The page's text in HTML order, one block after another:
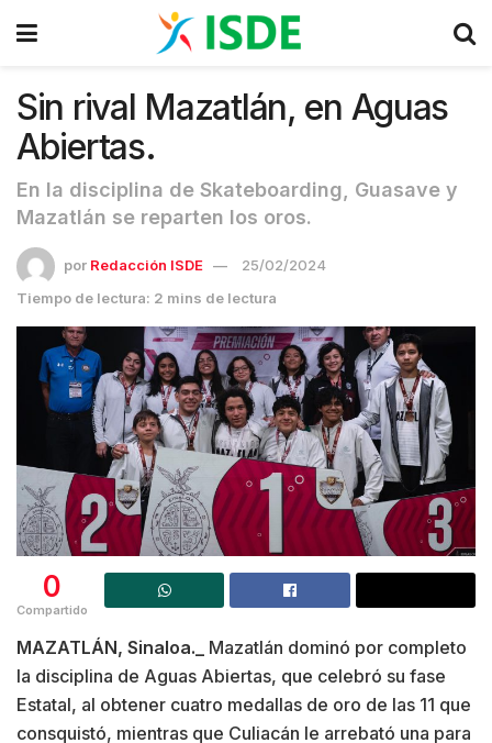
Sin rival Mazatlán, en Aguas
Abiertas.
En la disciplina de Skateboarding, Guasave y
Mazatlán se reparten los oros.
por Redacción ISDE
25/02/2024
Tiempo de lectura: 2 mins de lectura
0
Compartido
MAZATLÁN, Sinaloa._
Mazatlán dominó por completo
la disciplina de Aguas Abiertas, que celebró su fase
Estatal, al obtener cuatro medallas de oro de las 11 que
consquistó, mientras que Culiacán le arrebató una para